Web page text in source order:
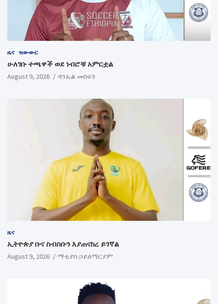
ዜና ዝውውር
ሁለገቡ ተጫዋች ወደ ነብሮቹ አምርቷል
August 9, 2026 ዳንኤል መስፍን
ዜና
ኢትዮጵያ ቡና ስብስቡን እያጠናከረ ይገኛል
August 9, 2026 ማቲያስ ኃይለማርያም